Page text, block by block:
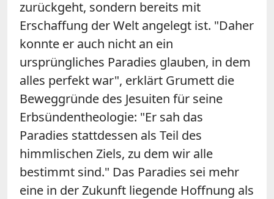
zurückgeht, sondern bereits mit
Erschaffung der Welt angelegt ist. "Daher
konnte er auch nicht an ein
ursprüngliches Paradies glauben, in dem
alles perfekt war", erklärt Grumett die
Beweggründe des Jesuiten für seine
Erbsündentheologie: "Er sah das
Paradies stattdessen als Teil des
himmlischen Ziels, zu dem wir alle
bestimmt sind." Das Paradies sei mehr
eine in der Zukunft liegende Hoffnung als